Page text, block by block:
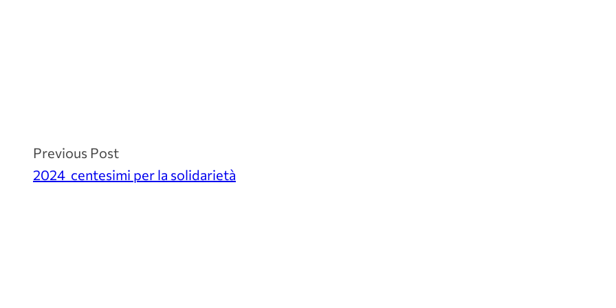
Previous Post
2024_centesimi per la solidarietà